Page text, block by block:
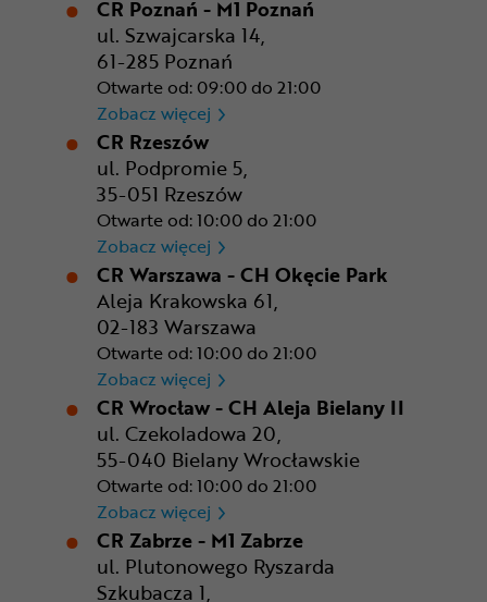
CR Poznań - M1 Poznań
ul. Szwajcarska 14,
61-285 Poznań
Otwarte od: 09:00 do 21:00
Zobacz więcej CR Poznań - M1 Poznań
CR Rzeszów
ul. Podpromie 5,
35-051 Rzeszów
Otwarte od: 10:00 do 21:00
Zobacz więcej CR Rzeszów
CR Warszawa - CH Okęcie Park
Aleja Krakowska 61,
02-183 Warszawa
Otwarte od: 10:00 do 21:00
Zobacz więcej CR Warszawa - CH Okęcie
CR Wrocław - CH Aleja Bielany II
ul. Czekoladowa 20,
55-040 Bielany Wrocławskie
Otwarte od: 10:00 do 21:00
Zobacz więcej CR Wrocław - CH Aleja
CR Zabrze - M1 Zabrze
ul. Plutonowego Ryszarda
Szkubacza 1,